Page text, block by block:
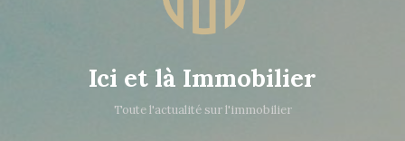
Ici et là Immobilier
Toute l'actualité sur l'immobilier